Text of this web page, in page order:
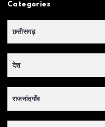
Categories
छत्तीसगढ़
देश
राजनांदगाँव